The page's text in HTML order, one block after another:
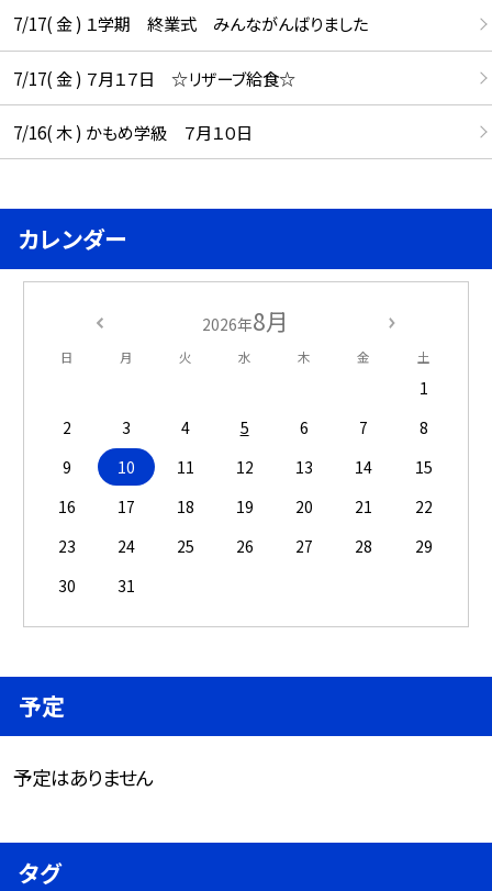
7/17( 金 ) １学期 終業式 みんながんばりました
7/17( 金 ) ７月１７日 ☆リザーブ給食☆
7/16( 木 ) かもめ学級 ７月１０日
カレンダー
2026年8月
日 月 火 水 木 金 土
1
2
3 4 5 6 7
8
9
10 11 12 13 14
15
16
17 18 19 20 21
22
23
24 25 26 27 28
29
30
31
予定
予定はありません
タグ